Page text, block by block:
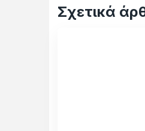
Σχετικά